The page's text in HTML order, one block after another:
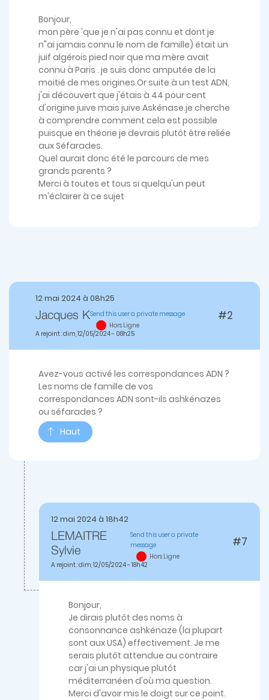
Bonjour,
mon père 'que je n'ai pas connu et dont je
n"ai jamais connu le nom de famille) était un
juif algérois pied noir que ma mère avait
connu à Paris . je suis donc amputée de la
moitié de mes origines.Or suite à un test ADN,
j'ai découvert que j'étais à 44 pour cent
d'origine juive mais juive Askénase.je cherche
à comprendre comment cela est possible
puisque en théorie je devrais plutôt être reliée
aux Séfarades.
Quel aurait donc été le parcours de mes
grands parents ?
Merci à toutes et tous si quelqu'un peut
m'éclairer à ce sujet
12 mai 2024 à 08h25
Jacques KSend this user a private message
Hors Ligne
A rejoint : dim, 12/05/2024 - 08h25
#2
Avez-vous activé les correspondances ADN ?
Les noms de famille de vos
correspondances ADN sont-ils ashkénazes
ou séfarades ?
Haut
12 mai 2024 à 18h42
LEMAITRE
Sylvie
Send this user a private
message
Hors Ligne
A rejoint : dim, 12/05/2024 - 18h42
#7
réponse
Bonjour,
Je dirais plutôt des noms à
consonnance ashkénaze (la plupart
sont aux USA) effectivement. Je me
serais plutôt attendue au contraire
car j'ai un physique plutôt
méditerranéen d'où ma question.
Merci d'avoir mis le doigt sur ce point.